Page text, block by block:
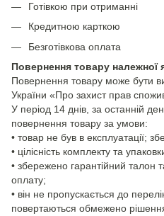
Готівкою при отриманні
Кредитною карткою
Безготівкова оплата
Повернення товару належної
Повернення товару може бути
України «Про захист прав
У період 14 днів, за останній
повернення товару за умови:
• товар не був в експлуатації;
• цілісність комплекту та
• збережено гарантійний талон
оплату;
• він не пропускається до
повертаються обмежено